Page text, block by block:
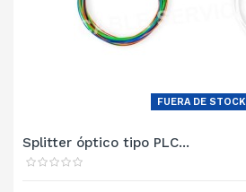
FUERA DE STOCK
Splitter óptico tipo PLC...